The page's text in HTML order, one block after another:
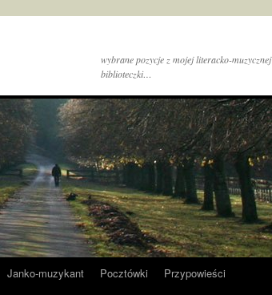
wybrane pozycje z mojej literacko-muzycznej
biblioteczki…
Janko-muzykant Pocztówki
Przypowieści